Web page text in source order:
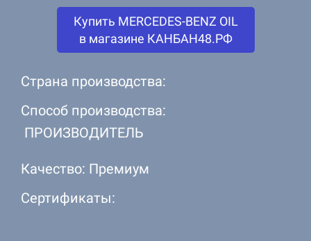
Купить MERCEDES-BENZ OIL
в магазине КАНБАН48.РФ
Страна производства:
Способ производства:
ПРОИЗВОДИТЕЛЬ
Качество: Премиум
Сертификаты: